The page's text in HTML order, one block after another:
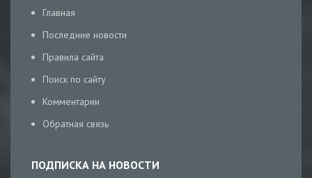
Главная
Последние новости
Правила сайта
Поиск по сайту
Комментарии
Обратная связь
ПОДПИСКА НА НОВОСТИ